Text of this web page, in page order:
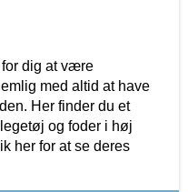
for dig at være
med altid at have
Her finder du et
og foder i høj
her for at se deres